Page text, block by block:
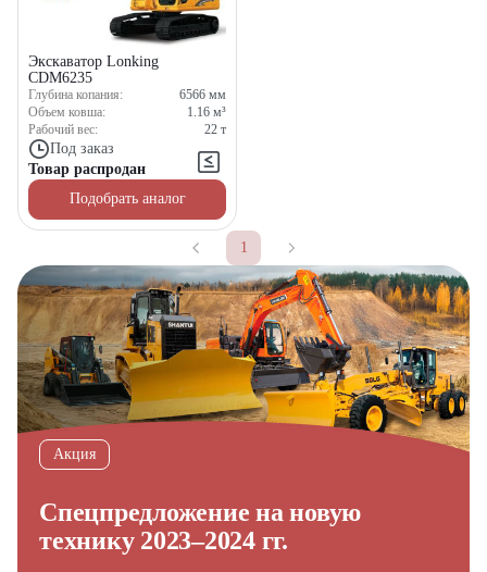
Экскаватор Lonking
CDM6235
Глубина копания: 6566 мм
Объем ковша:
1.16 м³
Рабочий вес:
22 т
Под заказ
Товар распродан
Подобрать аналог
1
Акция
Спецпредложение на новую
технику 2023–2024 гг.